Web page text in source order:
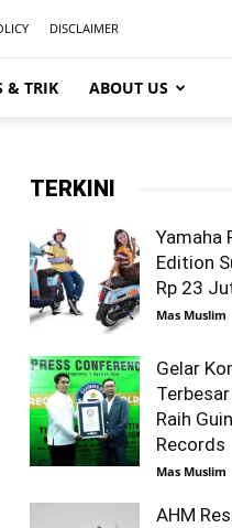
DISCLAIMER
& TRIK ABOUT US
TERKINI
Yamaha
Edition
Rp 23
Mas Muslim
Gelar
Raih
Records
Mas Muslim
AHM